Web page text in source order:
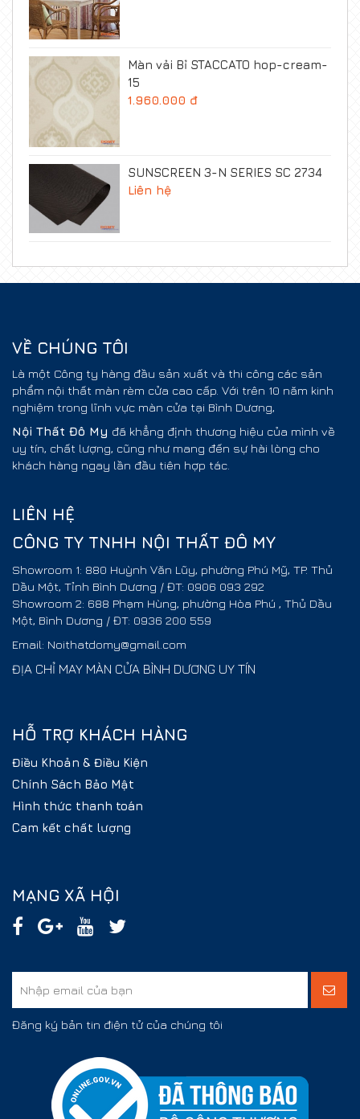
Màn vải Bỉ STACCATO hop-cream-
15
1.960.000 đ
SUNSCREEN 3-N SERIES SC 2734
Liên hệ
VỀ CHÚNG TÔI
Là một Công ty hàng đầu sản xuất và thi công các sản
phẩm nội thất màn rèm cửa cao cấp. Với trên 10 năm kinh
nghiệm trong lĩnh vực màn cửa tại Bình Dương,
Nội Thất Đô My đã khẳng định thương hiệu của mình về
uy tín, chất lượng, cũng như mang đến sự hài lòng cho
khách hàng ngay lần đầu tiên hợp tác.
LIÊN HỆ
CÔNG TY TNHH NỘI THẤT ĐÔ MY
Showroom 1: 880 Huỳnh Văn Lũy, phường Phú Mỹ, TP. Thủ
Dầu Một, Tỉnh Bình Dương / ĐT: 0906 093 292
Showroom 2: 688 Phạm Hùng, phường Hòa Phú , Thủ Dầu
Một, Bình Dương / ĐT: 0936 200 559
Email: Noithatdomy@gmail.com
ĐỊA CHỈ MAY MÀN CỬA BÌNH DƯƠNG UY TÍN
HỖ TRỢ KHÁCH HÀNG
Điều Khoản & Điều Kiện
Chính Sách Bảo Mật
Hình thức thanh toán
Cam kết chất lượng
MẠNG XÃ HỘI
Đăng ký bản tin điện tử của chúng tôi